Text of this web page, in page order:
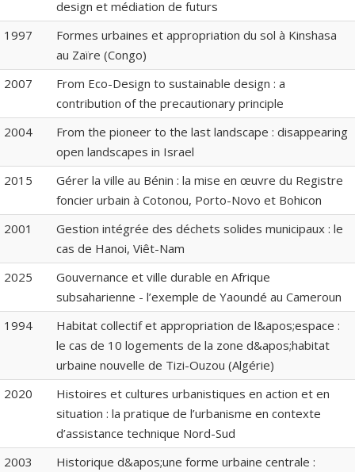
design et médiation de futurs
1997
Formes urbaines et appropriation du sol à Kinshasa
au Zaïre (Congo)
2007
From Eco-Design to sustainable design : a
contribution of the precautionary principle
2004
From the pioneer to the last landscape : disappearing
open landscapes in Israel
2015
Gérer la ville au Bénin : la mise en œuvre du Registre
foncier urbain à Cotonou, Porto-Novo et Bohicon
2001
Gestion intégrée des déchets solides municipaux : le
cas de Hanoi, Viêt-Nam
2025
Gouvernance et ville durable en Afrique
subsaharienne - l’exemple de Yaoundé au Cameroun
1994
Habitat collectif et appropriation de l&apos;espace :
le cas de 10 logements de la zone d&apos;habitat
urbaine nouvelle de Tizi-Ouzou (Algérie)
2020
Histoires et cultures urbanistiques en action et en
situation : la pratique de l’urbanisme en contexte
d’assistance technique Nord-Sud
2003
Historique d&apos;une forme urbaine centrale :